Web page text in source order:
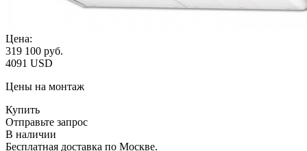
Цена:
319 100 руб.
4091 USD
Цены на монтаж
Купить
Отправьте запрос
В наличии
Бесплатная доставка по Москве.